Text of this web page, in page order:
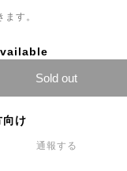
す。
Sold out
向け
通報する